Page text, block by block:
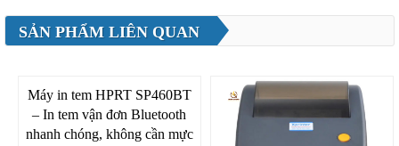
SẢN PHẨM LIÊN QUAN
Máy in tem HPRT SP460BT
– In tem vận đơn Bluetooth
nhanh chóng, không cần mực